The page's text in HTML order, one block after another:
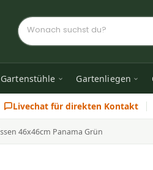
Gartenstühle Gartenliegen
Livechat für direkten Kontakt
46x46cm Panama Grün